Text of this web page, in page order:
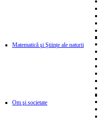
Matematică şi Ştiinţe ale naturii
Om şi societate